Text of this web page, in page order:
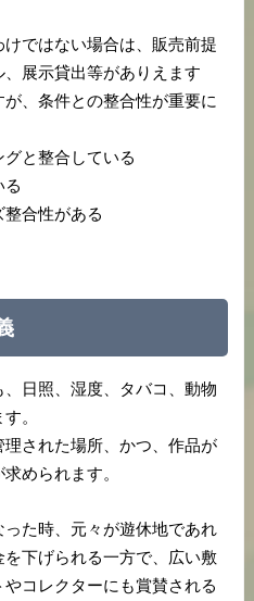
ではない場合は、販売前提
展示貸出等がありえます
、条件との整合性が重要に
グと整合している
る
整合性がある
日照、湿度、タバコ、動物
。
された場所、かつ、作品が
められます。
た時、元々が遊休地であれ
下げられる一方で、広い敷
コレクターにも賞賛される